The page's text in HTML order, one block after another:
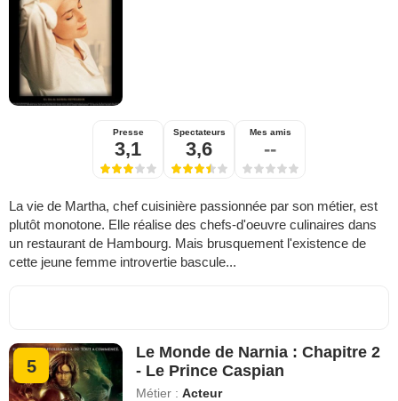
Presse
3,1
Spectateurs
3,6
Mes amis
--
La vie de Martha, chef cuisinière passionnée par son métier, est
plutôt monotone. Elle réalise des chefs-d'oeuvre culinaires dans
un restaurant de Hambourg. Mais brusquement l'existence de
cette jeune femme introvertie bascule...
5
Le Monde de Narnia : Chapitre 2
- Le Prince Caspian
Métier :Acteur